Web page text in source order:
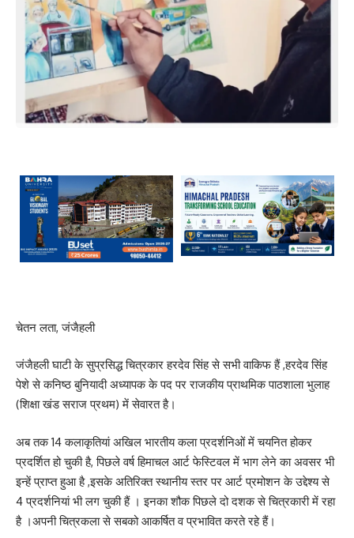
चेतन लता, जंजैहली
जंजैहली घाटी के सुप्रसिद्ध चित्रकार हरदेव सिंह से सभी वाकिफ हैं ,हरदेव सिंह
पेशे से कनिष्ठ बुनियादी अध्यापक के पद पर राजकीय प्राथमिक पाठशाला भुलाह
(शिक्षा खंड सराज प्रथम) में सेवारत है।
अब तक 14 कलाकृतियां अखिल भारतीय कला प्रदर्शनिओं में चयनित होकर
प्रदर्शित हो चुकी है, पिछले वर्ष हिमाचल आर्ट फेस्टिवल में भाग लेने का अवसर भी
इन्हें प्राप्त हुआ है ,इसके अतिरिक्त स्थानीय स्तर पर आर्ट प्रमोशन के उद्देश्य से
4 प्रदर्शनियां भी लग चुकी हैं । इनका शौक पिछले दो दशक से चित्रकारी में रहा
है ।अपनी चित्रकला से सबको आकर्षित व प्रभावित करते रहे हैं।